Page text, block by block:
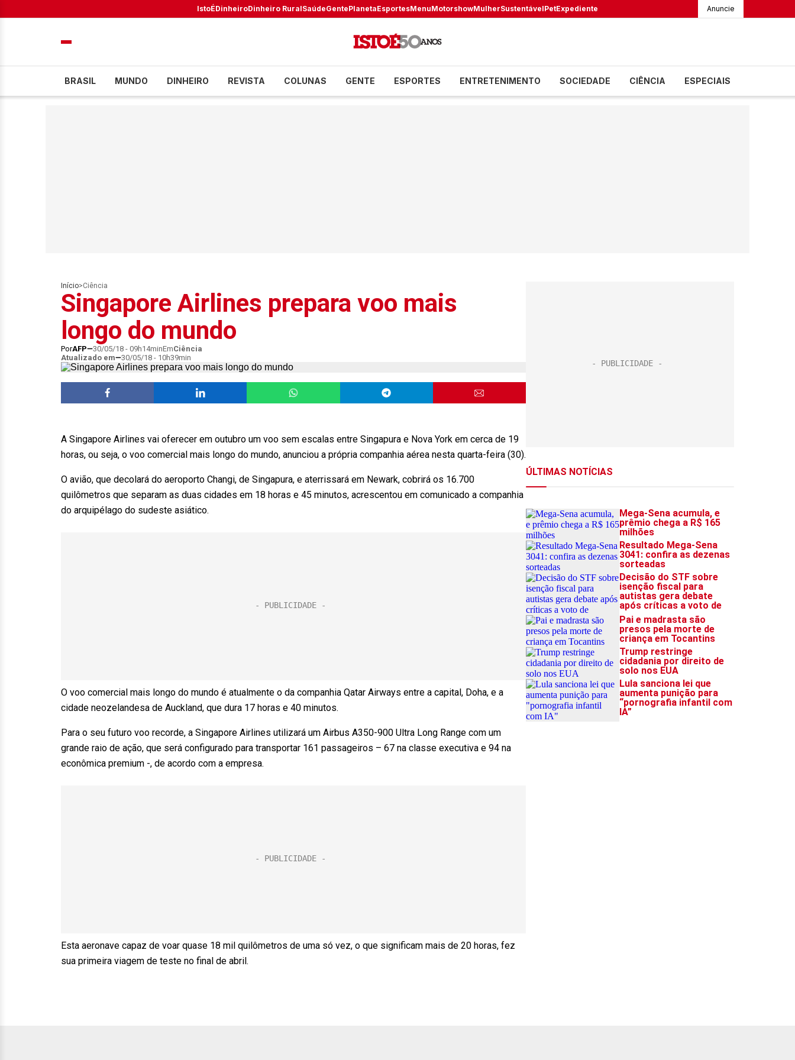
IstoÉDinheiroDinheiro RuralSaúdeGentePlanetaEsportesMenuMotorshowMulherSustentávelPetExpediente Anuncie
BRASIL MUNDO DINHEIRO REVISTA COLUNAS GENTE ESPORTES ENTRETENIMENTO SOCIEDADE CIÊNCIA ESPECIAIS
Início>Ciência
Singapore Airlines prepara voo mais
longo do mundo
PorAFP 30/05/18 - 09h14minEmCiência
Atualizado em
30/05/18 - 10h39min
A Singapore Airlines vai oferecer em outubro um voo sem escalas entre Singapura e Nova York em cerca de 19
horas, ou seja, o voo comercial mais longo do mundo, anunciou a própria companhia aérea nesta quarta-feira (30).
O avião, que decolará do aeroporto Changi, de Singapura, e aterrissará em Newark, cobrirá os 16.700
quilômetros que separam as duas cidades em 18 horas e 45 minutos, acrescentou em comunicado a companhia
do arquipélago do sudeste asiático.
O voo comercial mais longo do mundo é atualmente o da companhia Qatar Airways entre a capital, Doha, e a
cidade neozelandesa de Auckland, que dura 17 horas e 40 minutos.
Para o seu futuro voo recorde, a Singapore Airlines utilizará um Airbus A350-900 Ultra Long Range com um
grande raio de ação, que será configurado para transportar 161 passageiros – 67 na classe executiva e 94 na
econômica premium -, de acordo com a empresa.
Esta aeronave capaz de voar quase 18 mil quilômetros de uma só vez, o que significam mais de 20 horas, fez
sua primeira viagem de teste no final de abril.